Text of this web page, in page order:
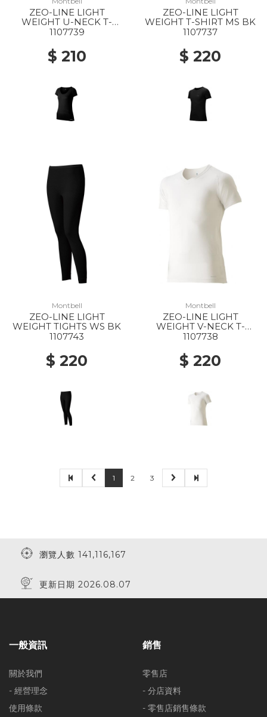
ZEO-LINE LIGHT
WEIGHT U-NECK T-
SHIRT WS BK
1107739
$ 210
ZEO-LINE LIGHT
WEIGHT T-SHIRT MS BK
1107737
$ 220
Montbell
ZEO-LINE LIGHT
WEIGHT TIGHTS WS BK
1107743
$ 220
Montbell
ZEO-LINE LIGHT
WEIGHT V-NECK T-
SHIRT MS WT
1107738
$ 220
1 2 3
瀏覽人數 141,116,167
更新日期 2026.08.07
一般資訊
關於我們
- 經營理念
使用條款
銷售
零售店
- 分店資料
- 零售店銷售條款